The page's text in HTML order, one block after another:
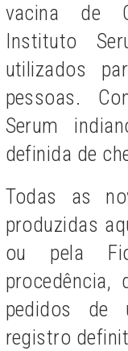
vacina de
Instituto
utilizados
pessoas.
Serum
definida de
Todas as
produzidas
ou pela
procedência,
pedidos de
registro